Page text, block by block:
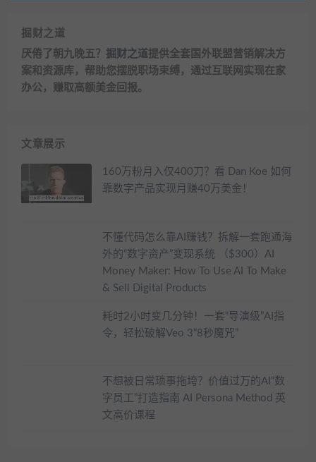
掘财之道
厌倦了朝九晚五？ 掘财之道 提供全套国外联盟营销解决方
案和资源库，帮助您摆脱职场束缚，通过互联网实现在家
办公，赚取高额美金回报。
文章展示
160万粉月入仅400刀？看 Dan Koe 如何
靠数字产品实现月赚40万美金！
不懂代码怎么靠AI赚钱？拆解一套跑通海
外的“数字资产”变现系统 （$300）AI
Money Maker: How To Use AI To Make
& Sell Digital Products
耗时2小时变几分钟！一套“导演级”AI指
令，轻松破解Veo 3“8秒魔咒”
不想被日常琐事拖垮？价值过万的AI“数
字员工”打造指南 AI Persona Method 英
文高价课程